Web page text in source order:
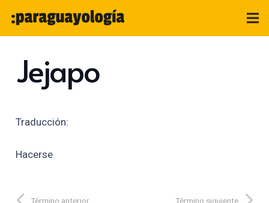
Jejapo
Traducción:
Hacerse
Término anterior Término siguiente